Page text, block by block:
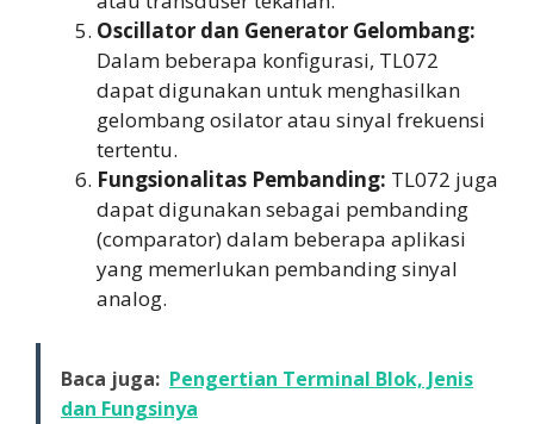
Oscillator dan Generator Gelombang:
Dalam beberapa konfigurasi, TL072
dapat digunakan untuk menghasilkan
gelombang osilator atau sinyal frekuensi
tertentu.
Fungsionalitas Pembanding: TL072 juga
dapat digunakan sebagai pembanding
(comparator) dalam beberapa aplikasi
yang memerlukan pembanding sinyal
analog.
Baca juga: Pengertian Terminal Blok, Jenis
dan Fungsinya